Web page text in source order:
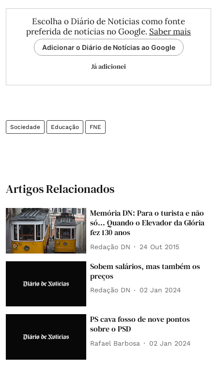
Escolha o Diário de Notícias como fonte
preferida de notícias no Google. Saber mais
Adicionar o Diário de Notícias ao Google
Já adicionei
Sociedade Educação FNE
Artigos Relacionados
Memória DN: Para o turista e não
só... Quando o Elevador da Glória
fez 130 anos
Redação DN 24 Out 2015
Sobem salários, mas também os
preços
Redação DN 02 Jan 2024
PS cava fosso de nove pontos
sobre o PSD
Rafael Barbosa 02 Jan 2024